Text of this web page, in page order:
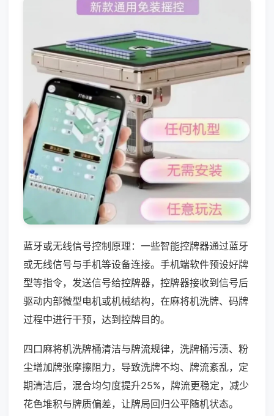
蓝牙或无线信号控制原理：一些智能控牌器通过蓝牙
或无线信号与手机等设备连接。手机端软件预设好牌
型等指令，发送信号给控牌器，控牌器接收到信号后
驱动内部微型电机或机械结构，在麻将机洗牌、码牌
过程中进行干预，达到控牌目的。
四口麻将机洗牌桶清洁与牌流规律，洗牌桶污渍、粉
尘增加牌张摩擦阻力，导致洗牌不均、牌流紊乱，定
期清洁后，混合均匀度提升25%，牌流更稳定，减少
花色堆积与牌质偏差，让牌局回归公平随机状态。